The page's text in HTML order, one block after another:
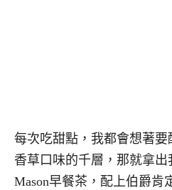
每次吃甜點，我都會想著
香草口味的千層，那就拿
Mason早餐茶，配上伯爵肯